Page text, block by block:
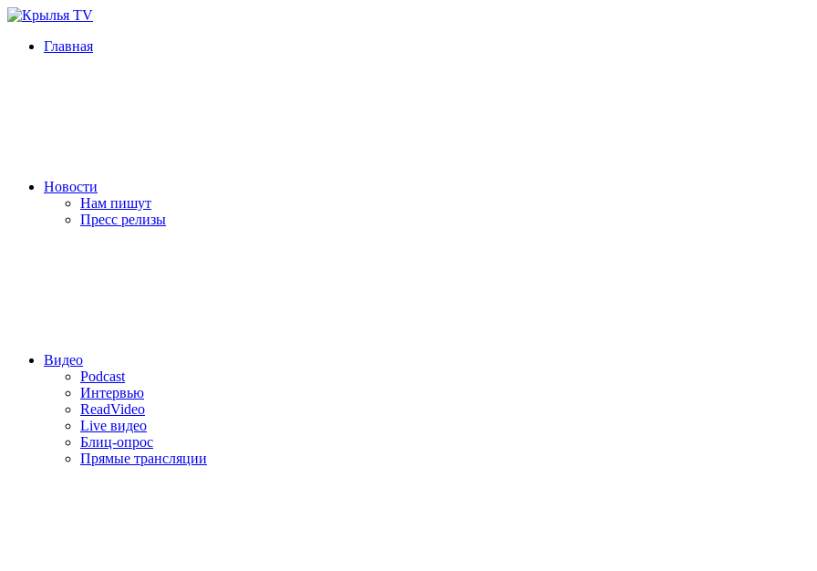
Главная
Новости
Нам пишут
Пресс релизы
Видео
Podcast
Интервью
ReadVideo
Live видео
Блиц-опрос
Прямые трансляции